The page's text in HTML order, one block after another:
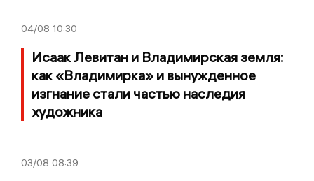
04/08 10:30
Исаак Левитан и Владимирская земля:
как «Владимирка» и вынужденное
изгнание стали частью наследия
художника
03/08 08:39